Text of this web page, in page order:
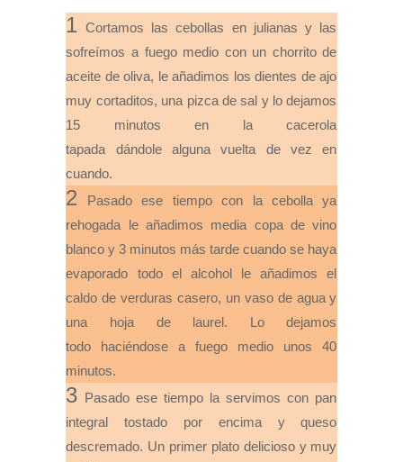
1 Cortamos las cebollas en julianas y las
sofreímos a fuego medio con un chorrito de
aceite de oliva, le añadimos los dientes de ajo
muy cortaditos, una pizca de sal y lo dejamos
15 minutos en la cacerola
tapada dándole alguna vuelta de vez en
cuando.
2 Pasado ese tiempo con la cebolla ya
rehogada le añadimos media copa de vino
blanco y 3 minutos más tarde cuando se haya
evaporado todo el alcohol le añadimos el
caldo de verduras casero, un vaso de agua y
una hoja de laurel. Lo dejamos
todo haciéndose a fuego medio unos 40
minutos.
3 Pasado ese tiempo la servimos con pan
integral tostado por encima y queso
descremado. Un primer plato delicioso y muy